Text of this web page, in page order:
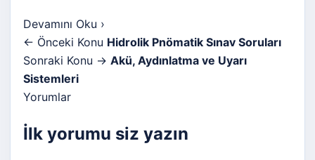
Devamını Oku ›
← Önceki Konu Hidrolik Pnömatik Sınav Soruları
Sonraki Konu → Akü, Aydınlatma ve Uyarı
Sistemleri
Yorumlar
İlk yorumu siz yazın